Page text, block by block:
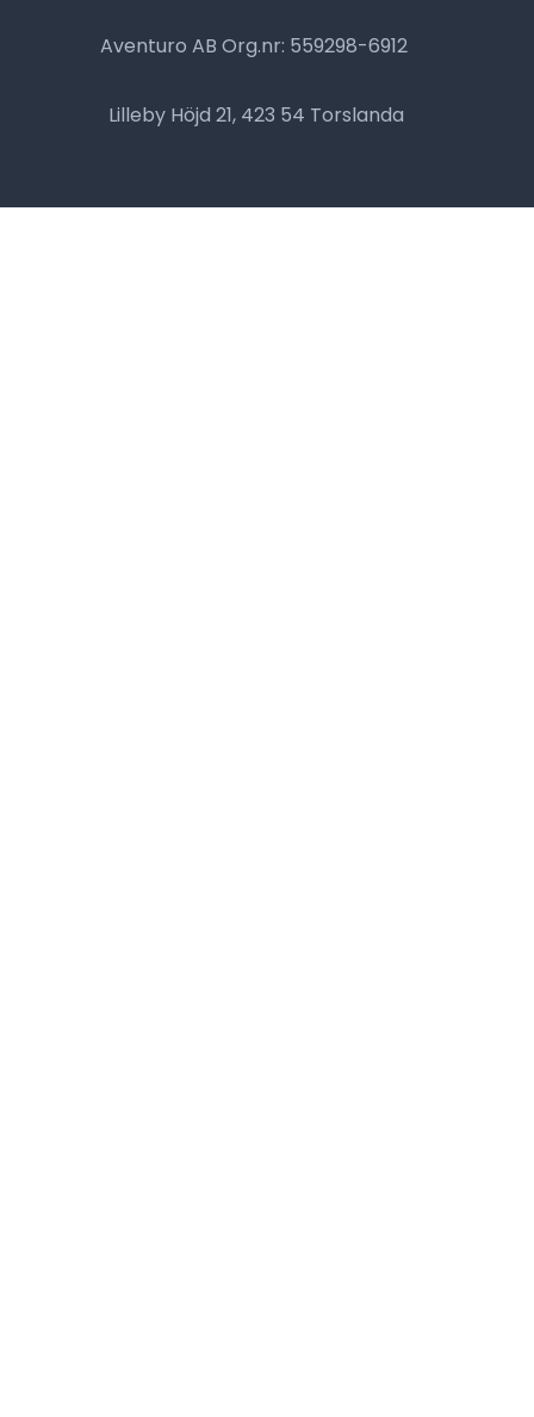
Aventuro AB Org.nr: 559298-6912
Lilleby Höjd 21, 423 54 Torslanda